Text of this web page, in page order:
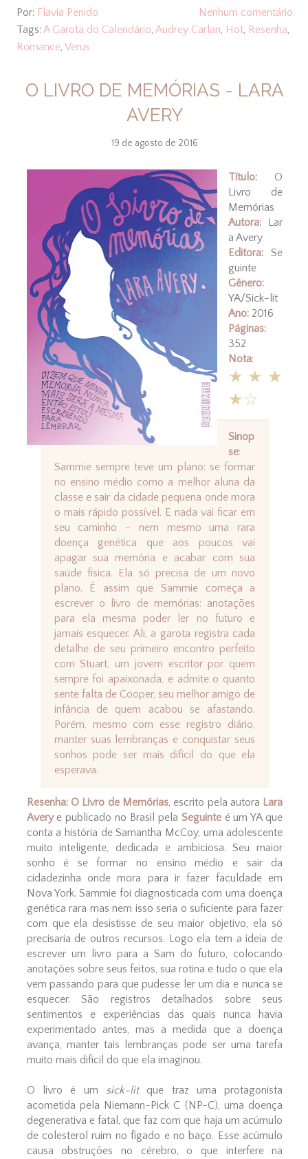
Por: Flavia Penido
Nenhum comentário
Tags: A Garota do Calendário, Audrey Carlan, Hot, Resenha,
Romance, Verus
O LIVRO DE MEMÓRIAS - LARA
AVERY
19 de agosto de 2016
Título:O
Livro de
Memórias
Autora:Lar
a Avery
Editora:Se
guinte
Gênero:
YA/Sick-lit
Ano:2016
Páginas:
352
Nota:
★★★
★☆
Sinop
se:
Sammie sempre teve um plano: se formar
no ensino médio como a melhor aluna da
classe e sair da cidade pequena onde mora
o mais rápido possível. E nada vai ficar em
seu caminho - nem mesmo uma rara
doença genética que aos poucos vai
apagar sua memória e acabar com sua
saúde física. Ela só precisa de um novo
plano. É assim que Sammie começa a
escrever o livro de memórias: anotações
para ela mesma poder ler no futuro e
jamais esquecer. Ali, a garota registra cada
detalhe de seu primeiro encontro perfeito
com Stuart, um jovem escritor por quem
sempre foi apaixonada, e admite o quanto
sente falta de Cooper, seu melhor amigo de
infância de quem acabou se afastando.
Porém, mesmo com esse registro diário,
manter suas lembranças e conquistar seus
sonhos pode ser mais difícil do que ela
esperava.
Resenha: O Livro de Memórias, escrito pela autora Lara
Averye publicado no Brasil pela Seguinteé um YA que
conta a história de Samantha McCoy, uma adolescente
muito inteligente, dedicada e ambiciosa. Seu maior
sonho é se formar no ensino médio e sair da
cidadezinha onde mora para ir fazer faculdade em
Nova York. Sammie foi diagnosticada com uma doença
genética rara mas nem isso seria o suficiente para fazer
com que ela desistisse de seu maior objetivo, ela só
precisaria de outros recursos. Logo ela tem a ideia de
escrever um livro para a Sam do futuro, colocando
anotações sobre seus feitos, sua rotina e tudo o que ela
vem passando para que pudesse ler um dia e nunca se
esquecer. São registros detalhados sobre seus
sentimentos e experiências das quais nunca havia
experimentado antes, mas a medida que a doença
avança, manter tais lembranças pode ser uma tarefa
muito mais difícil do que ela imaginou.
O livro é um sick-litque traz uma protagonista
acometida pela Niemann-Pick C (NP-C), uma doença
degenerativa e fatal, que faz com que haja um acúmulo
de colesterol ruim no fígado e no baço. Esse acúmulo
causa obstruções no cérebro, o que interfere na